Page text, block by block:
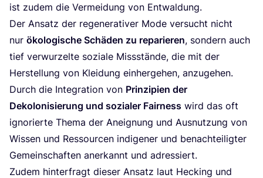
ist zudem die Ver­mei­dung von Entwaldung.
Der Ansatz der rege­ne­ra­ti­ver Mode ver­sucht nicht
nur öko­lo­gi­sche Schä­den zu repa­rie­ren, son­dern auch
tief ver­wur­zel­te sozia­le Miss­stän­de, die mit der
Her­stel­lung von Klei­dung ein­her­ge­hen, anzu­ge­hen.
Durch die Inte­gra­ti­on von Prin­zi­pi­en der
Deko­lo­ni­sie­rung und sozia­ler Fair­ness wird das oft
igno­rier­te The­ma der Aneig­nung und Aus­nut­zung von
Wis­sen und Res­sour­cen indi­ge­ner und benach­tei­lig­ter
Gemein­schaf­ten aner­kannt und adressiert.
Zudem hin­ter­fragt die­ser Ansatz laut Hecking und